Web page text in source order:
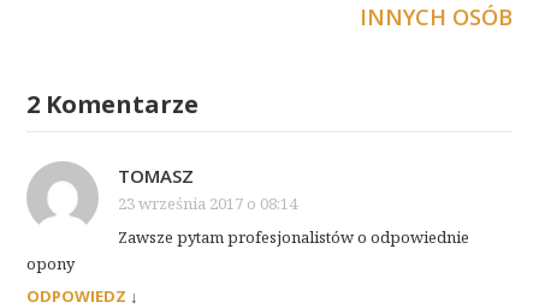
INNYCH OSÓB
2 Komentarze
TOMASZ
23 września 2017 o 08:14
Zawsze pytam profesjonalistów o odpowiednie
opony
ODPOWIEDZ ↓